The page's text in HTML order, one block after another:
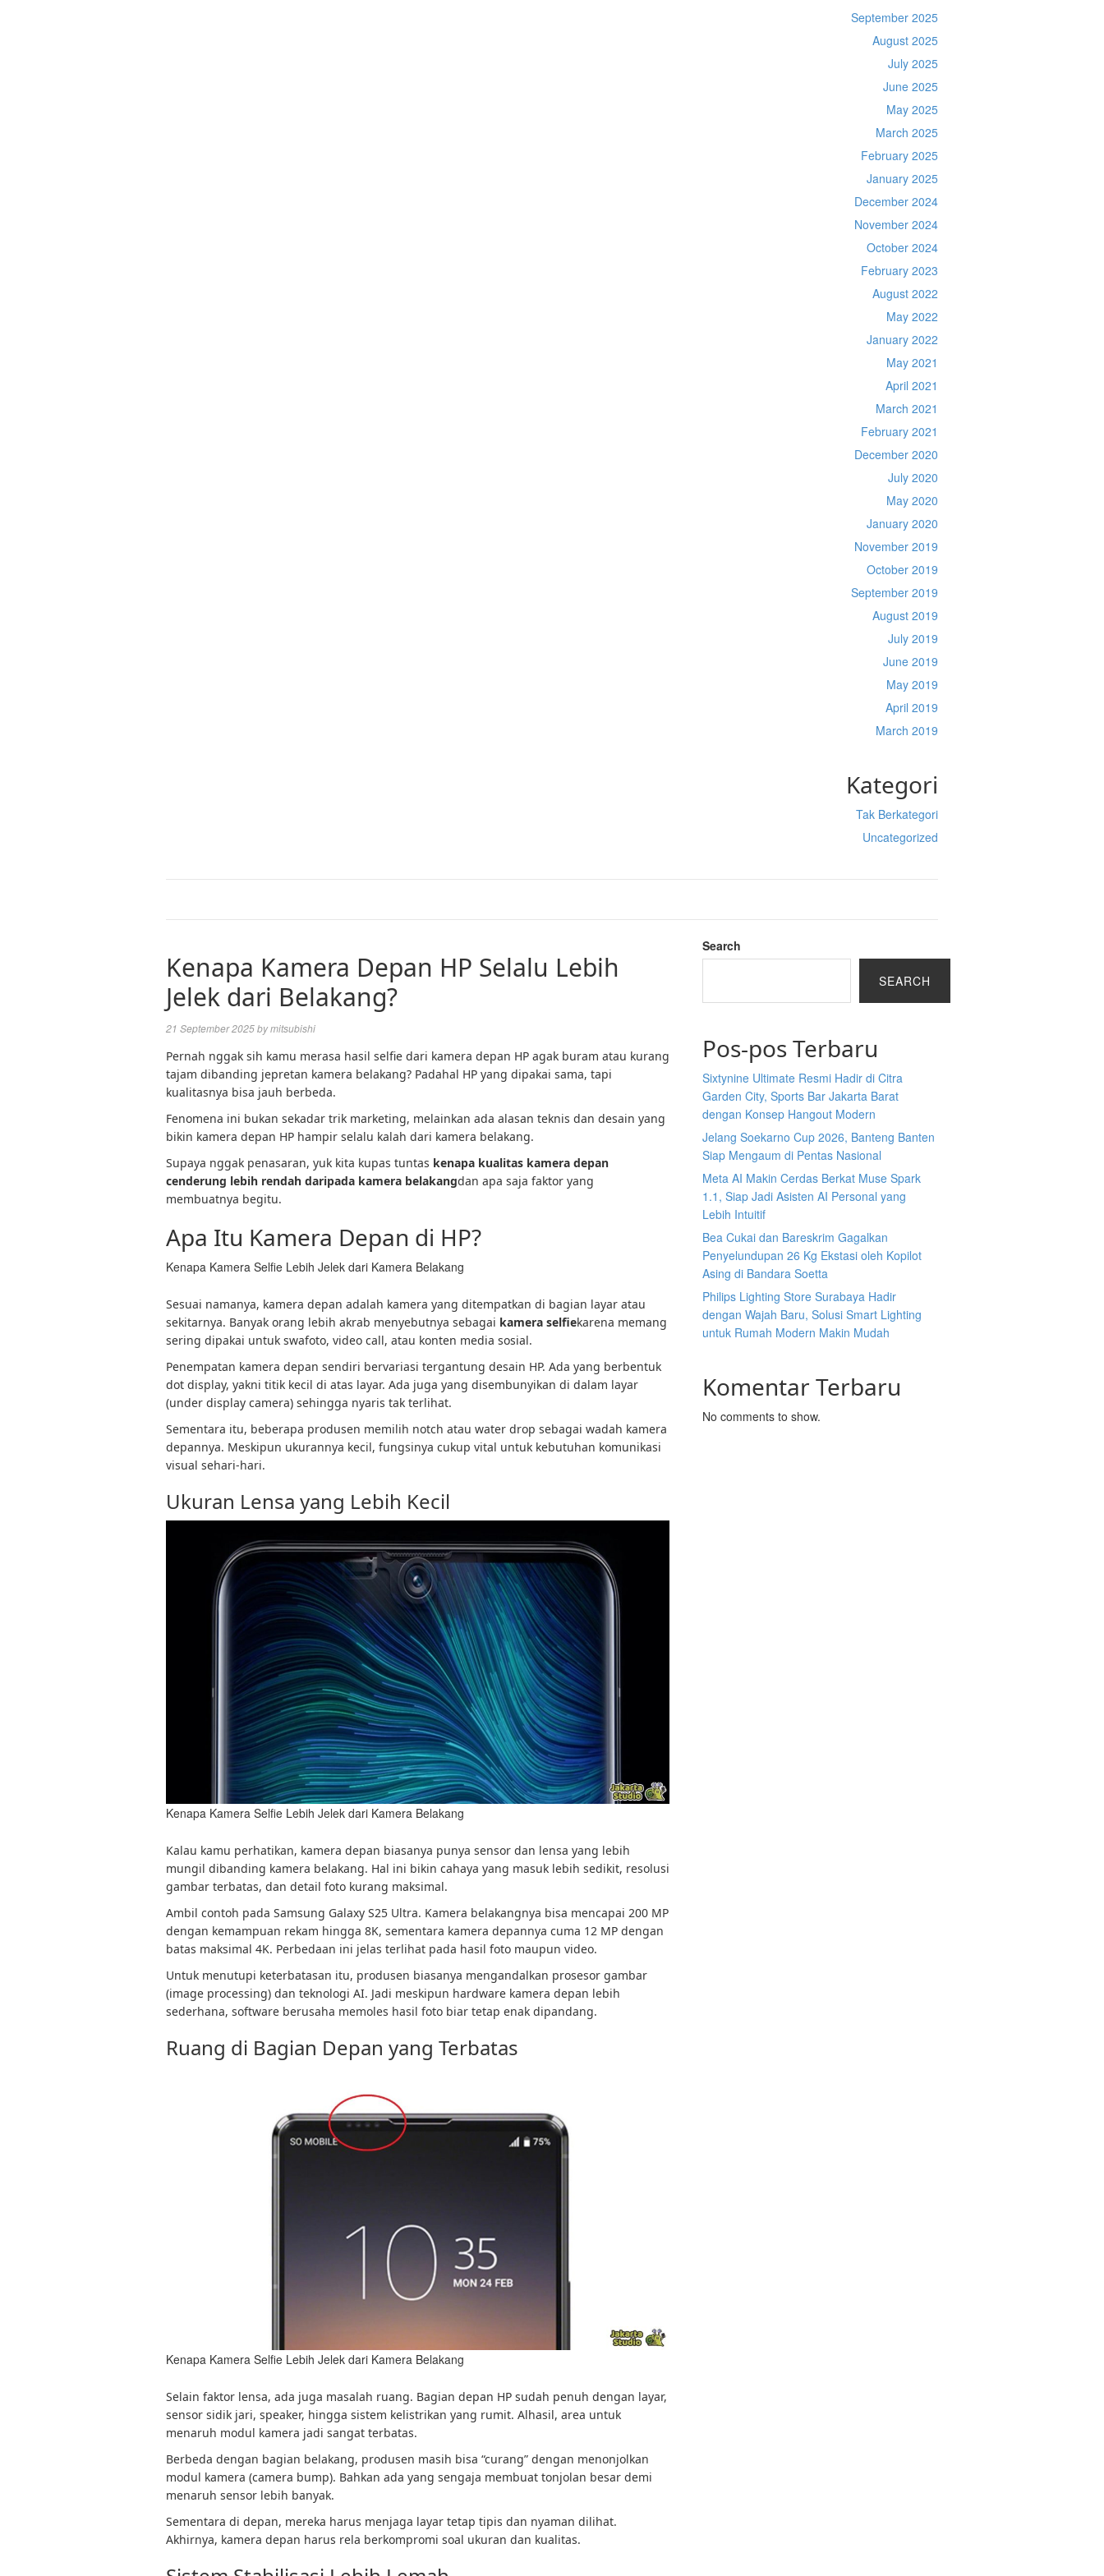
September 2025
August 2025
July 2025
June 2025
May 2025
March 2025
February 2025
January 2025
December 2024
November 2024
October 2024
February 2023
August 2022
May 2022
January 2022
May 2021
April 2021
March 2021
February 2021
December 2020
July 2020
May 2020
January 2020
November 2019
October 2019
September 2019
August 2019
July 2019
June 2019
May 2019
April 2019
March 2019
Kategori
Tak Berkategori
Uncategorized
Kenapa Kamera Depan HP Selalu Lebih
Jelek dari Belakang?
21 September 2025bymitsubishi
Pernah nggak sih kamu merasa hasil selfie dari kamera depan HP agak buram atau kurang
tajam dibanding jepretan kamera belakang? Padahal HP yang dipakai sama, tapi
kualitasnya bisa jauh berbeda.
Fenomena ini bukan sekadar trik marketing, melainkan ada alasan teknis dan desain yang
bikin kamera depan HP hampir selalu kalah dari kamera belakang.
Supaya nggak penasaran, yuk kita kupas tuntas kenapa kualitas kamera depan
cenderung lebih rendah daripada kamera belakangdan apa saja faktor yang
membuatnya begitu.
Apa Itu Kamera Depan di HP?
Kenapa Kamera Selfie Lebih Jelek dari Kamera Belakang
Sesuai namanya, kamera depan adalah kamera yang ditempatkan di bagian layar atau
sekitarnya. Banyak orang lebih akrab menyebutnya sebagai kamera selfiekarena memang
sering dipakai untuk swafoto, video call, atau konten media sosial.
Penempatan kamera depan sendiri bervariasi tergantung desain HP. Ada yang berbentuk
dot display, yakni titik kecil di atas layar. Ada juga yang disembunyikan di dalam layar
(under display camera) sehingga nyaris tak terlihat.
Sementara itu, beberapa produsen memilih notch atau water drop sebagai wadah kamera
depannya. Meskipun ukurannya kecil, fungsinya cukup vital untuk kebutuhan komunikasi
visual sehari-hari.
Ukuran Lensa yang Lebih Kecil
Kenapa Kamera Selfie Lebih Jelek dari Kamera Belakang
Kalau kamu perhatikan, kamera depan biasanya punya sensor dan lensa yang lebih
mungil dibanding kamera belakang. Hal ini bikin cahaya yang masuk lebih sedikit, resolusi
gambar terbatas, dan detail foto kurang maksimal.
Ambil contoh pada Samsung Galaxy S25 Ultra. Kamera belakangnya bisa mencapai 200 MP
dengan kemampuan rekam hingga 8K, sementara kamera depannya cuma 12 MP dengan
batas maksimal 4K. Perbedaan ini jelas terlihat pada hasil foto maupun video.
Untuk menutupi keterbatasan itu, produsen biasanya mengandalkan prosesor gambar
(image processing) dan teknologi AI. Jadi meskipun hardware kamera depan lebih
sederhana, software berusaha memoles hasil foto biar tetap enak dipandang.
Ruang di Bagian Depan yang Terbatas
Kenapa Kamera Selfie Lebih Jelek dari Kamera Belakang
Selain faktor lensa, ada juga masalah ruang. Bagian depan HP sudah penuh dengan layar,
sensor sidik jari, speaker, hingga sistem kelistrikan yang rumit. Alhasil, area untuk
menaruh modul kamera jadi sangat terbatas.
Berbeda dengan bagian belakang, produsen masih bisa “curang” dengan menonjolkan
modul kamera (camera bump). Bahkan ada yang sengaja membuat tonjolan besar demi
menaruh sensor lebih banyak.
Sementara di depan, mereka harus menjaga layar tetap tipis dan nyaman dilihat.
Akhirnya, kamera depan harus rela berkompromi soal ukuran dan kualitas.
Search
SEARCH
Pos-pos Terbaru
Sixtynine Ultimate Resmi Hadir di Citra
Garden City, Sports Bar Jakarta Barat
dengan Konsep Hangout Modern
Jelang Soekarno Cup 2026, Banteng Banten
Siap Mengaum di Pentas Nasional
Meta AI Makin Cerdas Berkat Muse Spark
1.1, Siap Jadi Asisten AI Personal yang
Lebih Intuitif
Bea Cukai dan Bareskrim Gagalkan
Penyelundupan 26 Kg Ekstasi oleh Kopilot
Asing di Bandara Soetta
Philips Lighting Store Surabaya Hadir
dengan Wajah Baru, Solusi Smart Lighting
untuk Rumah Modern Makin Mudah
Komentar Terbaru
No comments to show.